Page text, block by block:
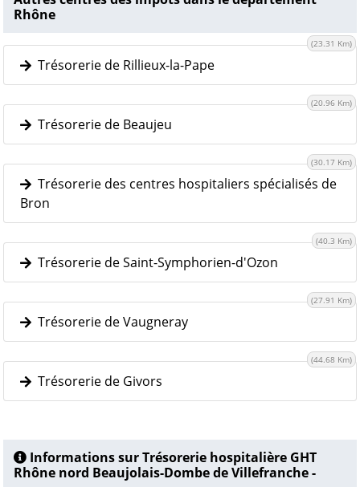
Rhône
Trésorerie de Rillieux-la-Pape
(23.31 Km)
Trésorerie de Beaujeu
(20.96 Km)
Trésorerie des centres hospitaliers spécialisés de
Bron
(30.17 Km)
Trésorerie de Saint-Symphorien-d'Ozon
(40.3 Km)
Trésorerie de Vaugneray
(27.91 Km)
Trésorerie de Givors
(44.68 Km)
Informations sur Trésorerie hospitalière GHT
Rhône nord Beaujolais-Dombe de Villefranche -